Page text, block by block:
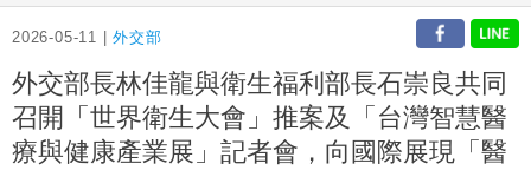
2026-05-11 |外交部
外交部長林佳龍與衛生福利部長石崇良共同
召開「世界衛生大會」推案及「台灣智慧醫
療與健康產業展」記者會，向國際展現「醫